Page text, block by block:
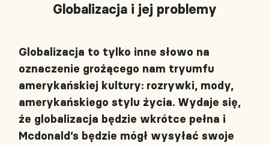
Globalizacja i jej problemy
Globalizacja to tylko inne słowo na
oznaczenie grożącego nam tryumfu
amerykańskiej kultury: rozrywki, mody,
amerykańskiego stylu życia. Wydaje się,
że globalizacja będzie wkrótce pełna i
Mcdonald’s będzie mógł wysyłać swoje